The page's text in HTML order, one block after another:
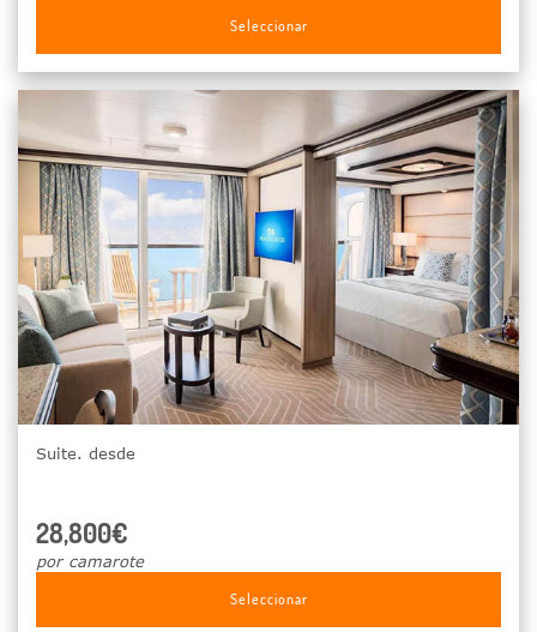
Seleccionar
Suite. desde
28,800€
por camarote
Seleccionar